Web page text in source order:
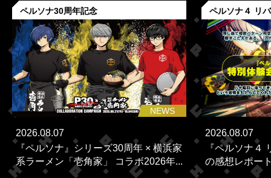
ペルソナ30周年記念
NEWS
2026.08.07
『ペルソナ』シリーズ30周年 × 横浜家
系ラーメン「壱角家」 コラボ2026年...
ペルソナ４ リ
2026.08.07
『ペルソナ４
の感想レポー